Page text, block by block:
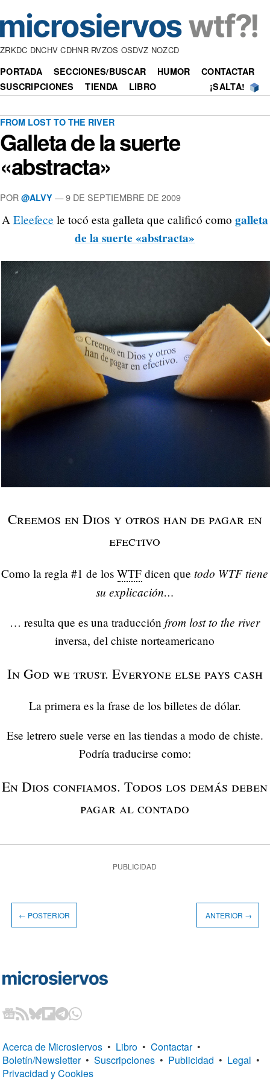
ZRKDC DNCHV CDHNR RVZOS OSDVZ NOZCD
PORTADA SECCIONES/BUSCAR HUMOR
CONTACTAR
SUSCRIPCIONES
TIENDA LIBRO ¡SALTA!
FROM LOST TO THE RIVER
Galleta de la suerte
«abstracta»
POR @ALVY —9 DE SEPTIEMBRE DE 2009
A Eleefece le tocó esta galleta que calificó como galleta
de la suerte «abstracta»
Creemos en Dios y otros han de pagar en
efectivo
Como la regla #1 de losWTF dicen quetodo WTF tiene
su explicación…
… resulta que es una traducciónfrom lost to the river
inversa, del chiste norteamericano
In God we trust. Everyone else pays cash
La primera es la frase de los billetes de dólar.
Ese letrero suele verse en las tiendas a modo de chiste.
Podría traducirse como:
En Dios confiamos. Todos los demás deben
pagar al contado
PUBLICIDAD
← POSTERIOR ANTERIOR →
Acerca de Microsiervos • Libro • Contactar •
Boletín/Newsletter • Suscripciones • Publicidad • Legal •
Privacidad y Cookies